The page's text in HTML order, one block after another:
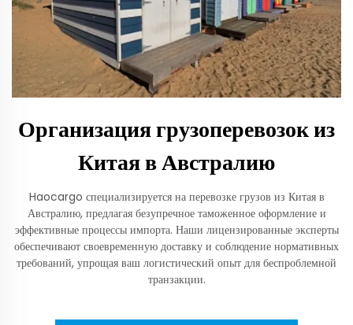
Организация грузоперевозок из
Китая в Австралию
Haocargo специализируется на перевозке грузов из Китая в
Австралию, предлагая безупречное таможенное оформление и
эффективные процессы импорта. Наши лицензированные эксперты
обеспечивают своевременную доставку и соблюдение нормативных
требований, упрощая ваш логистический опыт для беспроблемной
транзакции.